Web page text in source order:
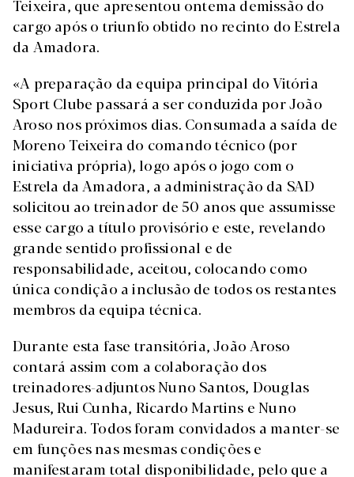
Teixeira, que apresentou ontema demissão do
cargo após o triunfo obtido no recinto do Estrela
da Amadora.
«A preparação da equipa principal do Vitória
Sport Clube passará a ser conduzida por João
Aroso nos próximos dias. Consumada a saída de
Moreno Teixeira do comando técnico (por
iniciativa própria), logo após o jogo com o
Estrela da Amadora, a administração da SAD
solicitou ao treinador de 50 anos que assumisse
esse cargo a título provisório e este, revelando
grande sentido profissional e de
responsabilidade, aceitou, colocando como
única condição a inclusão de todos os restantes
membros da equipa técnica.
Durante esta fase transitória, João Aroso
contará assim com a colaboração dos
treinadores-adjuntos Nuno Santos, Douglas
Jesus, Rui Cunha, Ricardo Martins e Nuno
Madureira. Todos foram convidados a manter-se
em funções nas mesmas condições e
manifestaram total disponibilidade, pelo que a